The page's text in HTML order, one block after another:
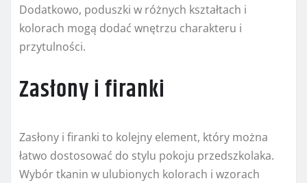
Dodatkowo, poduszki w różnych kształtach i
kolorach mogą dodać wnętrzu charakteru i
przytulności.
Zasłony i firanki
Zasłony i firanki to kolejny element, który można
łatwo dostosować do stylu pokoju przedszkolaka.
Wybór tkanin w ulubionych kolorach i wzorach